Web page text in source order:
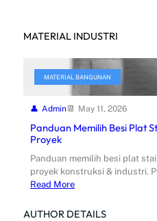
MATERIAL INDUSTRI
MATERIAL BANGUNAN
Admin May 11, 2026
Panduan Memilih Besi Plat
Proyek
Panduan memilih besi plat
proyek konstruksi & industri.
Read More
AUTHOR DETAILS